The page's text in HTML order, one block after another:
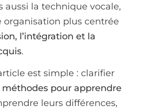
aussi la technique vocale,
organisation plus centrée
l’intégration et la
.
est simple : clarifier
méthodes pour apprendre
leurs différences,